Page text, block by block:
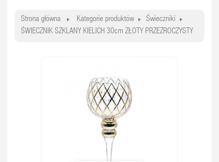
Strona główna Kategorie produktów
Świeczniki
ŚWIECZNIK SZKLANY KIELICH 30cm ZŁOTY PRZEZROCZYSTY